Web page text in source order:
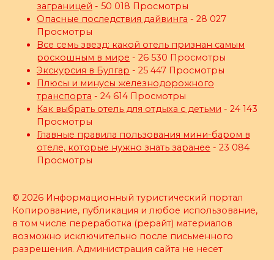
заграницей - 50 018 Просмотры
Опасные последствия дайвинга - 28 027
Просмотры
Все семь звезд: какой отель признан самым
роскошным в мире - 26 530 Просмотры
Экскурсия в Булгар - 25 447 Просмотры
Плюсы и минусы железнодорожного
транспорта - 24 614 Просмотры
Как выбрать отель для отдыха с детьми - 24 143
Просмотры
Главные правила пользования мини-баром в
отеле, которые нужно знать заранее - 23 084
Просмотры
© 2026 Информационный туристический портал
Копирование, публикация и любое использование,
в том числе переработка (рерайт) материалов
возможно исключительно после письменного
разрешения. Администрация сайта не несет